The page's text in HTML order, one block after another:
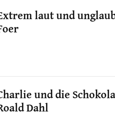
laut und
und die
Dahl